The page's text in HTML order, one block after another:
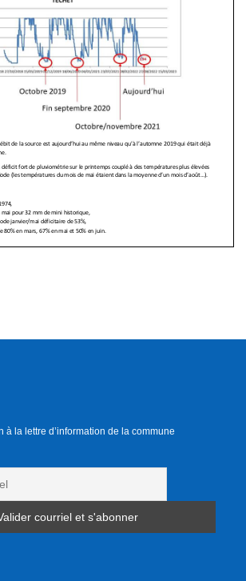
à la lettre d’information de la commune